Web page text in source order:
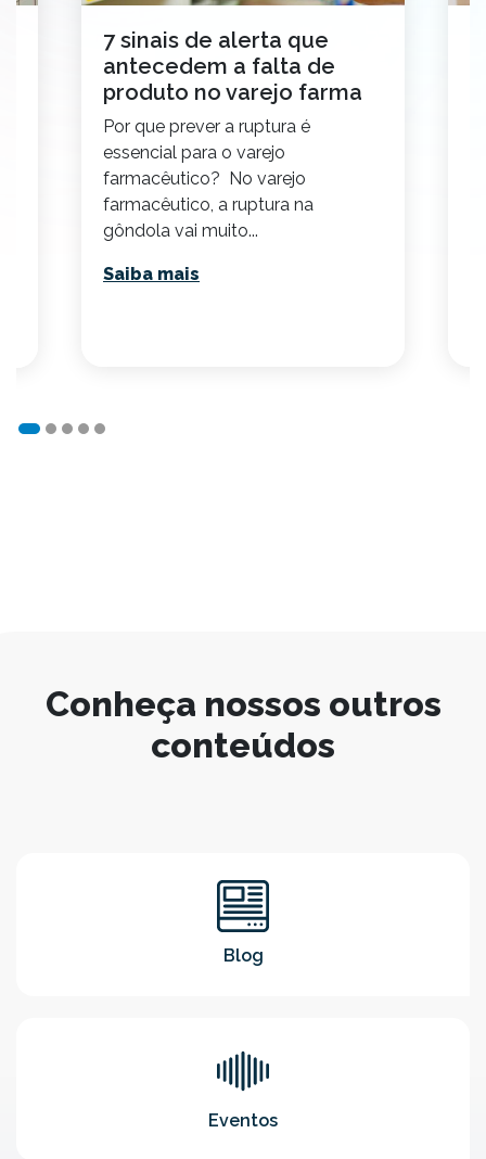
7 sinais de alerta que
antecedem a falta de
produto no varejo farma
Por que prever a ruptura é
essencial para o varejo
farmacêutico? No varejo
farmacêutico, a ruptura na
gôndola vai muito...
Saiba mais
Conheça nossos outros
conteúdos
Blog
Eventos